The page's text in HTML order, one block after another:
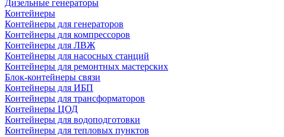
Дизельные генераторы
Контейнеры
Контейнеры для генераторов
Контейнеры для компрессоров
Контейнеры для ЛВЖ
Контейнеры для насосных станций
Контейнеры для ремонтных мастерских
Блок-контейнеры связи
Контейнеры для ИБП
Контейнеры для трансформаторов
Контейнеры ЦОД
Контейнеры для водоподготовки
Контейнеры для тепловых пунктов